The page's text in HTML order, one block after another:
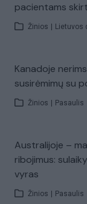
pacientams
Žinios Lietuvos
Kanadoje
susirėmimų su
Žinios Pasaulis
Australijoje –
ribojimus:
vyras
Žinios Pasaulis